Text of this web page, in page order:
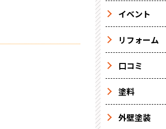
イベント
リフォーム
口コミ
塗料
外壁塗装